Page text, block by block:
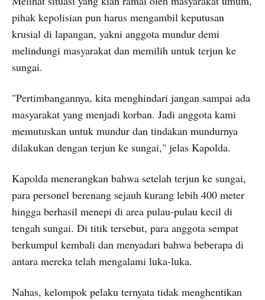
pihak kepolisian pun harus mengambil keputusan
krusial di lapangan, yakni anggota mundur demi
melindungi masyarakat dan memilih untuk terjun ke
sungai.
"Pertimbangannya, kita menghindari jangan sampai ada
masyarakat yang menjadi korban. Jadi anggota kami
memutuskan untuk mundur dan tindakan mundurnya
dilakukan dengan terjun ke sungai," jelas Kapolda.
Kapolda menerangkan bahwa setelah terjun ke sungai,
para personel berenang sejauh kurang lebih 400 meter
hingga berhasil menepi di area pulau-pulau kecil di
tengah sungai. Di titik tersebut, para anggota sempat
berkumpul kembali dan menyadari bahwa beberapa di
antara mereka telah mengalami luka-luka.
Nahas, kelompok pelaku ternyata tidak menghentikan